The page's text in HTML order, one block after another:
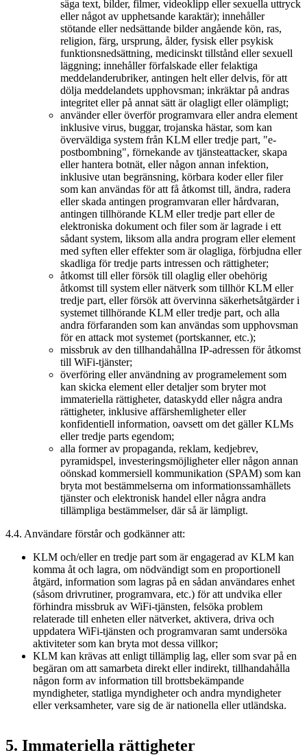
säga text, bilder, filmer, videoklipp eller sexuella uttryck
eller något av upphetsande karaktär); innehåller
stötande eller nedsättande bilder angående kön, ras,
religion, färg, ursprung, ålder, fysisk eller psykisk
funktionsnedsättning, medicinskt tillstånd eller sexuell
läggning; innehåller förfalskade eller felaktiga
meddelanderubriker, antingen helt eller delvis, för att
dölja meddelandets upphovsman; inkräktar på andras
integritet eller på annat sätt är olagligt eller olämpligt;
använder eller överför programvara eller andra element
inklusive virus, buggar, trojanska hästar, som kan
överväldiga system från KLM eller tredje part, "e-
postbombning", förnekande av tjänsteattacker, skapa
eller hantera botnät, eller någon annan infektion,
inklusive utan begränsning, körbara koder eller filer
som kan användas för att få åtkomst till, ändra, radera
eller skada antingen programvaran eller hårdvaran,
antingen tillhörande KLM eller tredje part eller de
elektroniska dokument och filer som är lagrade i ett
sådant system, liksom alla andra program eller element
med syften eller effekter som är olagliga, förbjudna eller
skadliga för tredje parts intressen och rättigheter;
åtkomst till eller försök till olaglig eller obehörig
åtkomst till system eller nätverk som tillhör KLM eller
tredje part, eller försök att övervinna säkerhetsåtgärder i
systemet tillhörande KLM eller tredje part, och alla
andra förfaranden som kan användas som upphovsman
för en attack mot systemet (portskanner, etc.);
missbruk av den tillhandahållna IP-adressen för åtkomst
till WiFi-tjänster;
överföring eller användning av programelement som
kan skicka element eller detaljer som bryter mot
immateriella rättigheter, dataskydd eller några andra
rättigheter, inklusive affärshemligheter eller
konfidentiell information, oavsett om det gäller KLMs
eller tredje parts egendom;
alla former av propaganda, reklam, kedjebrev,
pyramidspel, investeringsmöjligheter eller någon annan
oönskad kommersiell kommunikation (SPAM) som kan
bryta mot bestämmelserna om informationssamhällets
tjänster och elektronisk handel eller några andra
tillämpliga bestämmelser, där så är lämpligt.
4.4. Användare förstår och godkänner att:
KLM och/eller en tredje part som är engagerad av KLM kan
komma åt och lagra, om nödvändigt som en proportionell
åtgärd, information som lagras på en sådan användares enhet
(såsom drivrutiner, programvara, etc.) för att undvika eller
förhindra missbruk av WiFi-tjänsten, felsöka problem
relaterade till enheten eller nätverket, aktivera, driva och
uppdatera WiFi-tjänsten och programvaran samt undersöka
aktiviteter som kan bryta mot dessa villkor;
KLM kan krävas att enligt tillämplig lag, eller som svar på en
begäran om att samarbeta direkt eller indirekt, tillhandahålla
någon form av information till brottsbekämpande
myndigheter, statliga myndigheter och andra myndigheter
eller verksamheter, vare sig de är nationella eller utländska.
5. Immateriella rättigheter